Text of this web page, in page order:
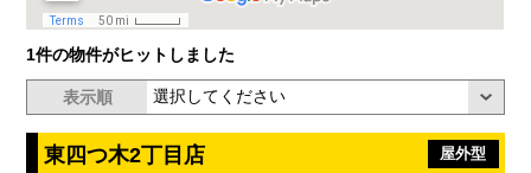
1件の物件がヒットしました
表示順
東四つ木2丁目店 屋外型